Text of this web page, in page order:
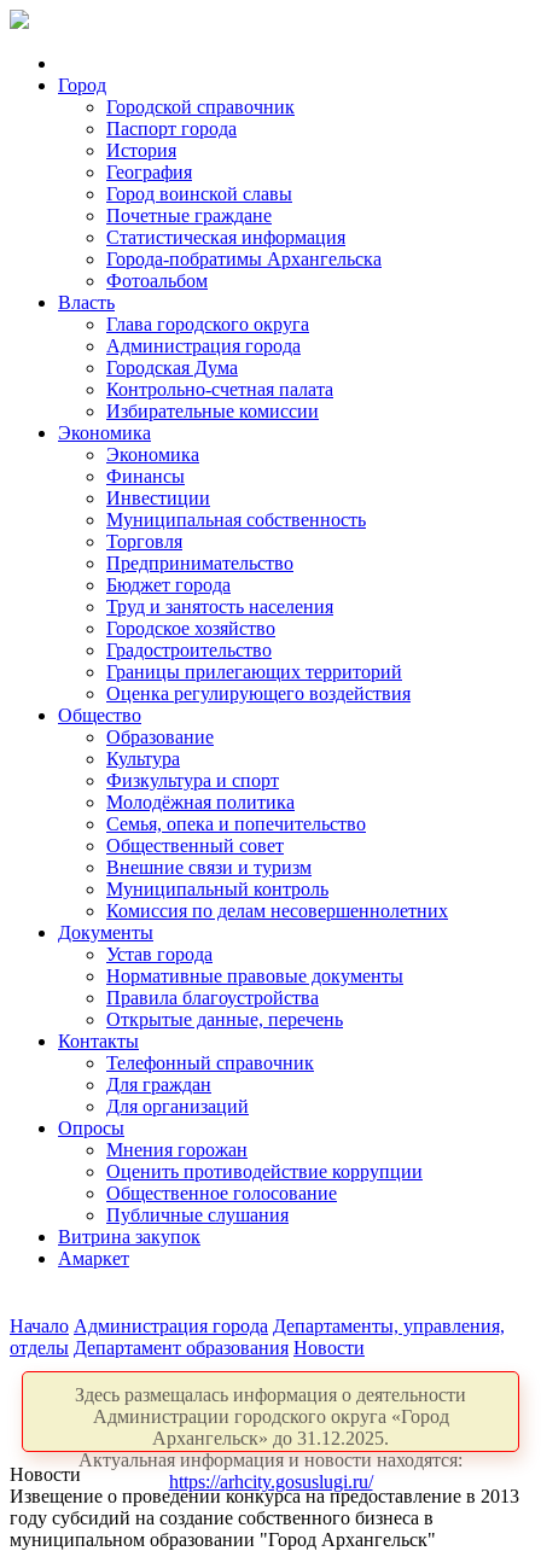
Город
Городской справочник
Паспорт города
История
География
Город воинской славы
Почетные граждане
Статистическая информация
Города-побратимы Архангельска
Фотоальбом
Власть
Глава городского округа
Администрация города
Городская Дума
Контрольно-счетная палата
Избирательные комиссии
Экономика
Экономика
Финансы
Инвестиции
Муниципальная собственность
Торговля
Предпринимательство
Бюджет города
Труд и занятость населения
Городское хозяйство
Градостроительство
Границы прилегающих территорий
Оценка регулирующего воздействия
Общество
Образование
Культура
Физкультура и спорт
Молодёжная политика
Семья, опека и попечительство
Общественный совет
Внешние связи и туризм
Муниципальный контроль
Комиссия по делам несовершеннолетних
Документы
Устав города
Нормативные правовые документы
Правила благоустройства
Открытые данные, перечень
Контакты
Телефонный справочник
Для граждан
Для организаций
Опросы
Мнения горожан
Оценить противодействие коррупции
Общественное голосование
Публичные слушания
Витрина закупок
Амаркет
Начало Администрация города Департаменты, управления,
отделы Департамент образования Новости
Здесь размещалась информация о деятельности
Администрации городского округа «Город
Архангельск» до 31.12.2025.
Актуальная информация и новости находятся:
https://arhcity.gosuslugi.ru/
Новости
Извещение о проведении конкурса на предоставление в 2013
году субсидий на создание собственного бизнеса в
муниципальном образовании "Город Архангельск"